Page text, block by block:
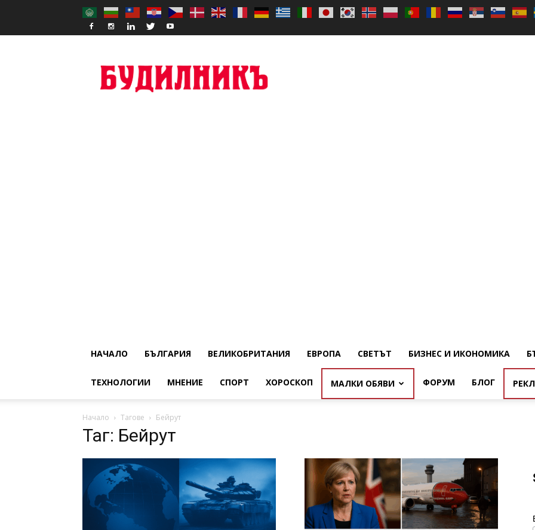
НАЧАЛО БЪЛГАРИЯ ВЕЛИКОБРИТАНИЯ ЕВРОПА СВЕТЪТ БИЗНЕС И ИКОНОМИКА
ТЕХНОЛОГИИ МНЕНИЕ СПОРТ ХОРОСКОП МАЛКИ ОБЯВИ ФОРУМ БЛОГ
Начало Тагове Бейрут
Таг: Бейрут